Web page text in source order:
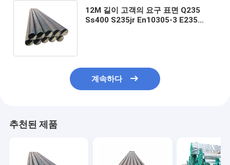
12M 길이 고객의 요구 표면 Q235
Ss400 S235jr En10305-3 E235
계속하다
추천된 제품